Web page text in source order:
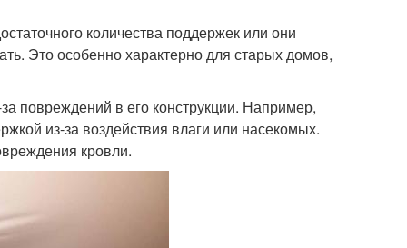
количества поддержек или они
Это особенно характерно для старых домов,
повреждений в его конструкции. Например,
из-за воздействия влаги или насекомых.
кровли.